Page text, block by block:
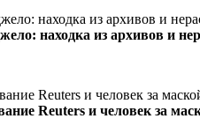
находка из архивов и
Reuters и человек за